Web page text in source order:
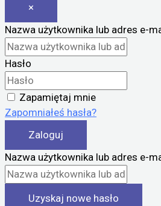
×
Nazwa użytkownika lub adres e-
Hasło
Zapamiętaj mnie
Zapomniałeś hasła?
Zaloguj
Nazwa użytkownika lub adres e-
Uzyskaj nowe hasło